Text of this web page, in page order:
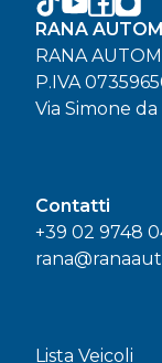
RANA
RANA
P.IVA
Via Simone
Contatti
+39 02 9748
Lista Veicoli